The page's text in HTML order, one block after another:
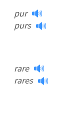
pur
purs
rare
rares